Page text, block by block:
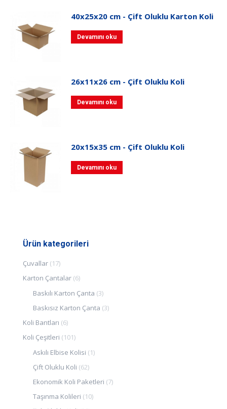
40x25x20 cm - Çift Oluklu Karton Koli
Devamını oku
26x11x26 cm - Çift Oluklu Koli
Devamını oku
20x15x35 cm - Çift Oluklu Koli
Devamını oku
Ürün kategorileri
Çuvallar (17)
Karton Çantalar (6)
Baskılı Karton Çanta (3)
Baskısız Karton Çanta (3)
Koli Bantları (6)
Koli Çeşitleri (101)
Askılı Elbise Kolisi (1)
Çift Oluklu Koli (62)
Ekonomik Koli Paketleri (7)
Taşınma Kolileri (10)